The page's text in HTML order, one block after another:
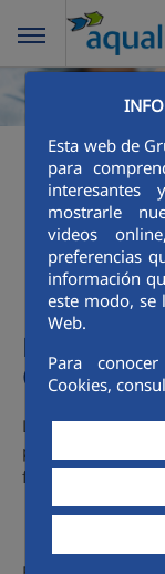
Esta web de
para
mostrarle
videos
preferencias
información
este modo, se
Web.
Para
Cookies,
Caravaca
Los vecinos de
posibilidad de
función de sus
TARIFA